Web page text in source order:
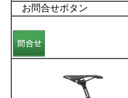
お問合せボタン